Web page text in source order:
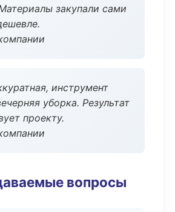
закупали сами
инструмент
уборка. Результат
проекту.
вопросы